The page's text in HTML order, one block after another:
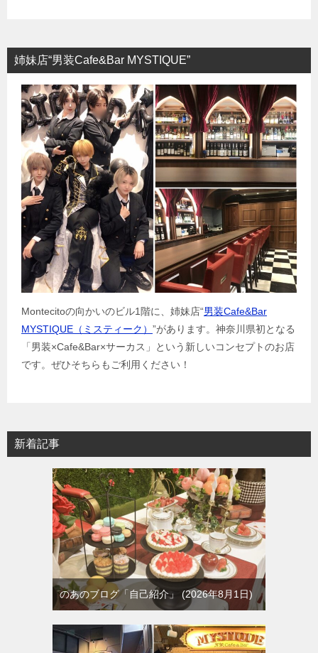
姉妹店“男装Cafe&Bar MYSTIQUE”
Montecitoの向かいのビル1階に、姉妹店“男装Cafe&Bar
MYSTIQUE（ミスティーク） ”があります。神奈川県初となる
「男装×Cafe&Bar×サーカス」という新しいコンセプトのお店
です。ぜひそちらもご利用ください！
新着記事
のあのブログ「自己紹介」 2026年8月1日